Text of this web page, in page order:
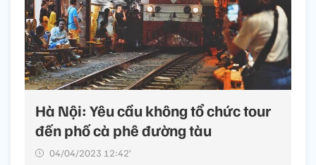
Hà Nội: Yêu cầu không tổ chức tour
đến phố cà phê đường tàu
04/04/2023 12:42’